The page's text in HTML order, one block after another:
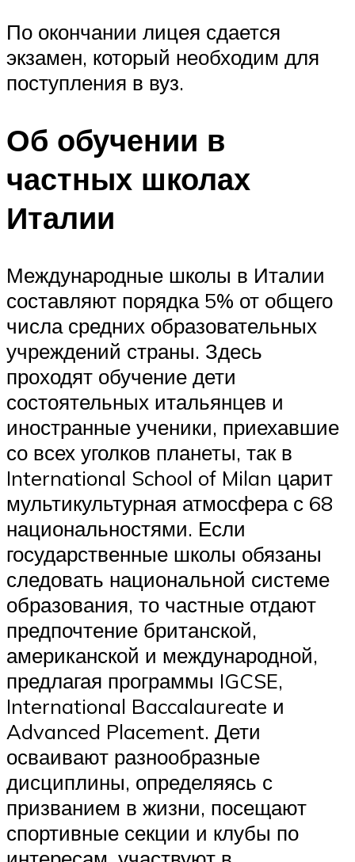
По окончании лицея сдается
экзамен, который необходим для
поступления в вуз.
Об обучении в
частных школах
Италии
Международные школы в Италии
составляют порядка 5% от общего
числа средних образовательных
учреждений страны. Здесь
проходят обучение дети
состоятельных итальянцев и
иностранные ученики, приехавшие
со всех уголков планеты, так в
International School of Milan царит
мультикультурная атмосфера с 68
национальностями. Если
государственные школы обязаны
следовать национальной системе
образования, то частные отдают
предпочтение британской,
американской и международной,
предлагая программы IGCSE,
International Baccalaureate и
Advanced Placement. Дети
осваивают разнообразные
дисциплины, определяясь с
призванием в жизни, посещают
спортивные секции и клубы по